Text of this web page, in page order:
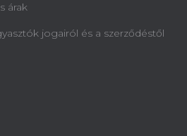
árak
jogairól és a szerződéstől